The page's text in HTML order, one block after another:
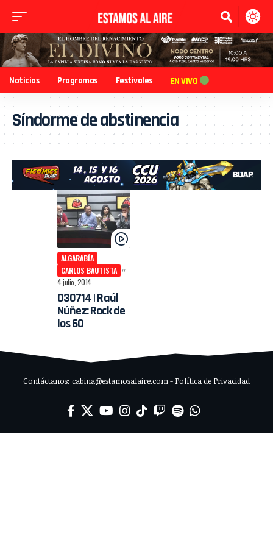
Noticias Programas Festivales EN VIVO
Síndorme de abstinencia
ALGARABÍA
CARLOS BAUTISTA
4 julio, 2014
030714 | Raúl
Núñez: Rock de
los 60
Contáctanos: cabina@estamosalaire.com - Política de Privacidad